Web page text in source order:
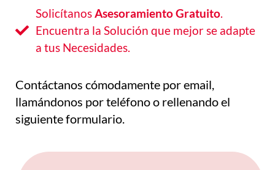
SolicítanosAsesoramiento Gratuito.
Encuentra la Solución que mejor se adapte
a tus Necesidades.
Contáctanos cómodamente por email,
llamándonos por teléfono o rellenando el
siguiente formulario.